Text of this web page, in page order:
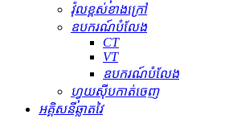
វ៉ុលខ្ពស់ខាងក្រៅ
ឧបករណ៍បំលែង
CT
VT
ឧបករណ៍បំលែង
ហ្វុយស៊ីបកាត់ចេញ
អគ្គិសនីឆ្លាតវៃ